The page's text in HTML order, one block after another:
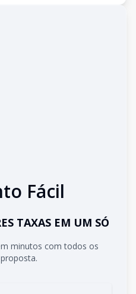
Fácil
TAXAS EM UM SÓ
minutos com todos os